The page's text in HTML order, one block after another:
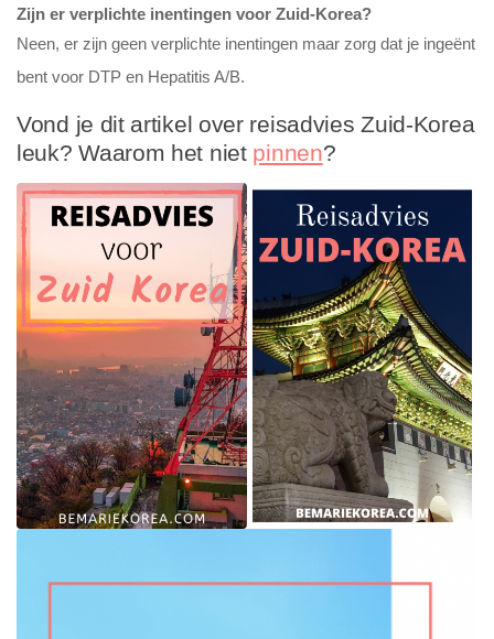
Zijn er verplichte inentingen voor Zuid-Korea?
Neen, er zijn geen verplichte inentingen maar zorg dat je ingeënt
bent voor DTP en Hepatitis A/B.
Vond je dit artikel over reisadvies Zuid-Korea
leuk? Waarom het niet pinnen?